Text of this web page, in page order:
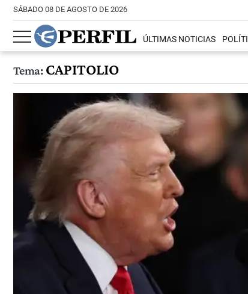
SÁBADO 08 DE AGOSTO DE 2026
ÚLTIMAS NOTICIAS
Tema:CAPITOLIO